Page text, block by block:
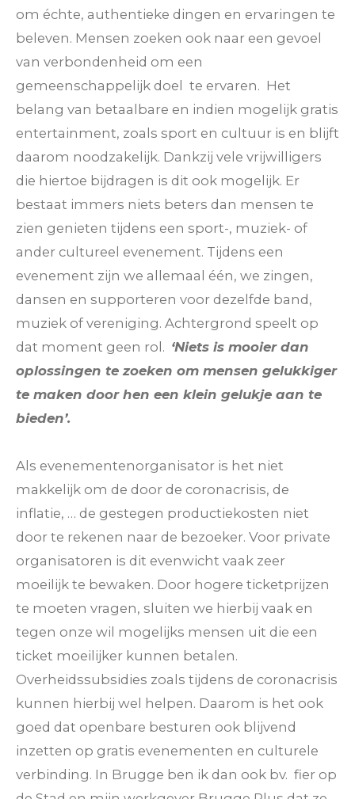
om échte, authentieke dingen en ervaringen te
beleven. Mensen zoeken ook naar een gevoel
van verbondenheid om een
gemeenschappelijk doel te ervaren. Het
belang van betaalbare en indien mogelijk gratis
entertainment, zoals sport en cultuur is en blijft
daarom noodzakelijk. Dankzij vele vrijwilligers
die hiertoe bijdragen is dit ook mogelijk. Er
bestaat immers niets beters dan mensen te
zien genieten tijdens een sport-, muziek- of
ander cultureel evenement. Tijdens een
evenement zijn we allemaal één, we zingen,
dansen en supporteren voor dezelfde band,
muziek of vereniging. Achtergrond speelt op
dat moment geen rol. ‘Niets is mooier dan
oplossingen te zoeken om mensen gelukkiger
te maken door hen een klein gelukje aan te
bieden’.
Als evenementenorganisator is het niet
makkelijk om de door de coronacrisis, de
inflatie, … de gestegen productiekosten niet
door te rekenen naar de bezoeker. Voor private
organisatoren is dit evenwicht vaak zeer
moeilijk te bewaken. Door hogere ticketprijzen
te moeten vragen, sluiten we hierbij vaak en
tegen onze wil mogelijks mensen uit die een
ticket moeilijker kunnen betalen.
Overheidssubsidies zoals tijdens de coronacrisis
kunnen hierbij wel helpen. Daarom is het ook
goed dat openbare besturen ook blijvend
inzetten op gratis evenementen en culturele
verbinding. In Brugge ben ik dan ook bv. fier op